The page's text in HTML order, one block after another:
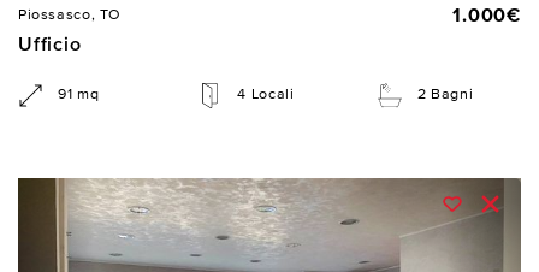
Piossasco, TO
1.000€
Ufficio
91 mq 4 Locali 2 Bagni